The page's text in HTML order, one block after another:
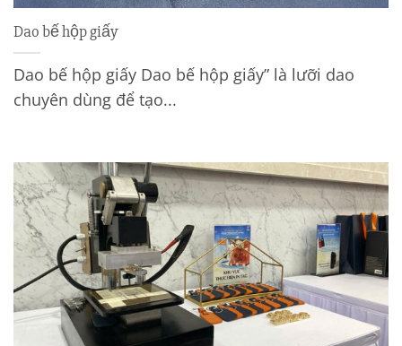
Dao bế hộp giấy
Dao bế hộp giấy Dao bế hộp giấy” là lưỡi dao
chuyên dùng để tạo...